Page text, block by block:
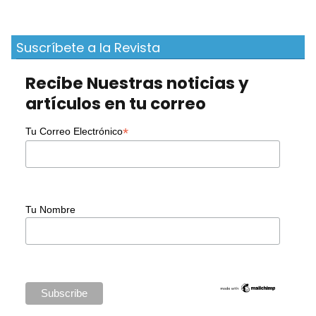
Suscríbete a la Revista
Recibe Nuestras noticias y
artículos en tu correo
Tu Correo Electrónico*
Tu Nombre